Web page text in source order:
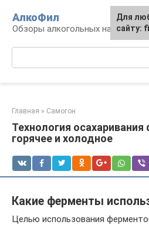
контенту
АлкоФил
Обзоры алкогольных напитков
Главная » Самогон
Технология
горячее и холодное
Какие ферменты
Целью использования
Для
сайту: